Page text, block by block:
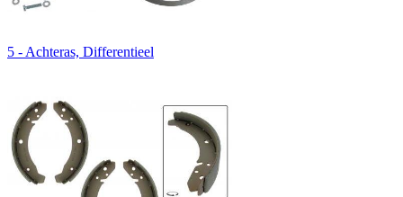
5 - Achteras, Differentieel